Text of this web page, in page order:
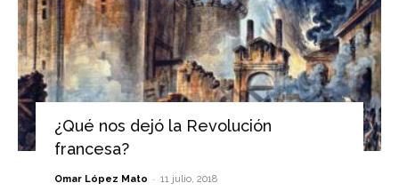
¿Qué nos dejó la Revolución
francesa?
Omar López Mato - 11 julio, 2018